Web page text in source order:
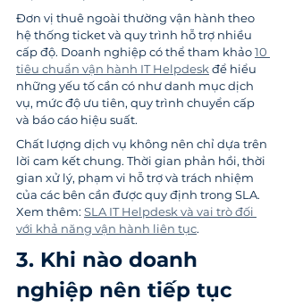
Đơn vị thuê ngoài thường vận hành theo
hệ thống ticket và quy trình hỗ trợ nhiều
cấp độ. Doanh nghiệp có thể tham khảo 10
tiêu chuẩn vận hành IT Helpdesk để hiểu
những yếu tố cần có như danh mục dịch
vụ, mức độ ưu tiên, quy trình chuyển cấp
và báo cáo hiệu suất.
Chất lượng dịch vụ không nên chỉ dựa trên
lời cam kết chung. Thời gian phản hồi, thời
gian xử lý, phạm vi hỗ trợ và trách nhiệm
của các bên cần được quy định trong SLA.
Xem thêm: SLA IT Helpdesk và vai trò đối
với khả năng vận hành liên tục.
3. Khi nào doanh
nghiệp nên tiếp tục